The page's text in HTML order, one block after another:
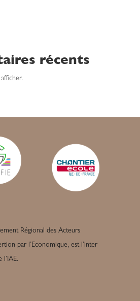
récents
Régional des Acteurs
par l’Economique, est l’inter
l’IAE.